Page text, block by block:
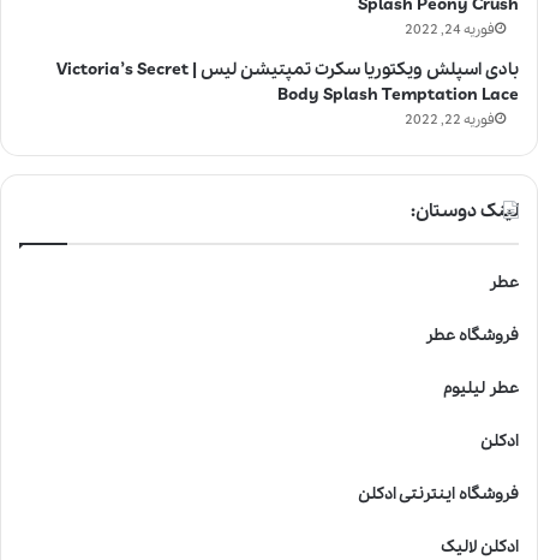
فوریه 24, 2022
بادی اسپلش ویکتوریا سکرت تمپتیشن لیس | Victoria’s Secret
Body Splash Temptation Lace
فوریه 22, 2022
لینک دوستان:
عطر
فروشگاه عطر
عطر لیلیوم
ادکلن
فروشگاه اینترنتی ادکلن
ادکلن لالیک